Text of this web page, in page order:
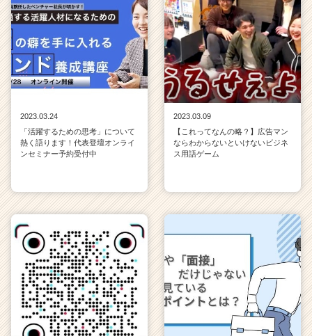
2023.03.24
「活躍するための思考」について
熱く語ります！代表登壇オンライ
ンセミナー予約受付中
2023.03.09
【これってなんの略？】広告マン
ならわからないといけないビジネ
ス用語ゲーム